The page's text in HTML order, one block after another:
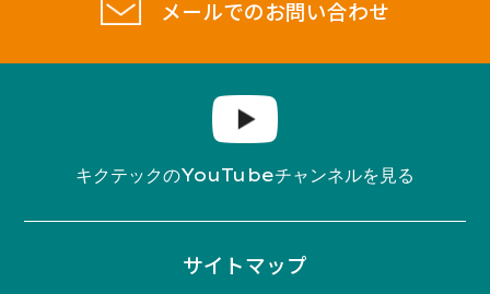
メールでのお問い合わせ
キクテックのYouTubeチャンネルを見る
サイトマップ